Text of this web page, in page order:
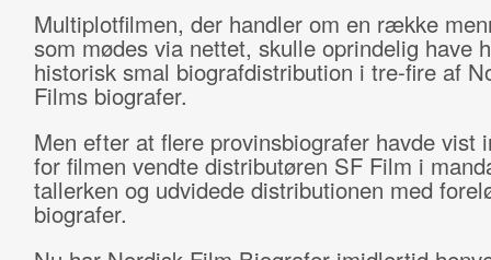
Multiplotfilmen, der handler om en række
som mødes via nettet, skulle oprindelig have
historisk smal biografdistribution i tre-fire af
Films biografer.
Men efter at flere provinsbiografer havde vist
for filmen vendte distributøren SF Film i
tallerken og udvidede distributionen med
biografer.